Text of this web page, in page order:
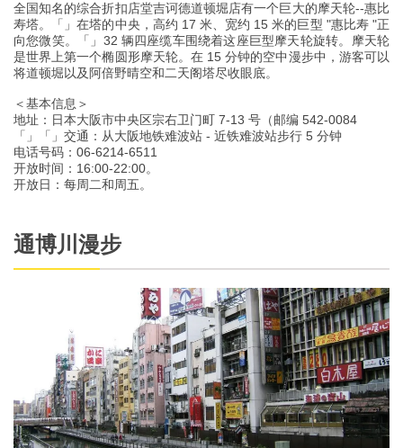
全国知名的综合折扣店堂吉诃德道顿堀店有一个巨大的摩天轮--惠比
寿塔。「」在塔的中央，高约 17 米、宽约 15 米的巨型 "惠比寿 "正
向您微笑。「」32 辆四座缆车围绕着这座巨型摩天轮旋转。摩天轮
是世界上第一个椭圆形摩天轮。在 15 分钟的空中漫步中，游客可以
将道顿堀以及阿倍野晴空和二天阁塔尽收眼底。
＜基本信息＞
地址：日本大阪市中央区宗右卫门町 7-13 号（邮编 542-0084
「」「」交通：从大阪地铁难波站 - 近铁难波站步行 5 分钟
电话号码：06-6214-6511
开放时间：16:00-22:00。
开放日：每周二和周五。
通博川漫步